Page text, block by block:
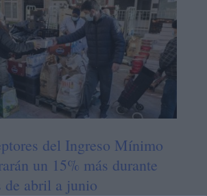
del Ingreso Mínimo
un 15% más durante
de abril a junio